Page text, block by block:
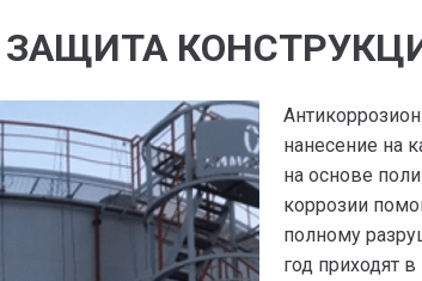
нанесение на
на основе
коррозии
полному
год приходят